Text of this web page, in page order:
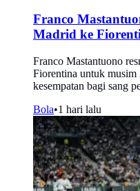
Franco
Madrid ke
Franco Mastantuono
Fiorentina untuk
kesempatan bagi sang
Bola•1 hari lalu